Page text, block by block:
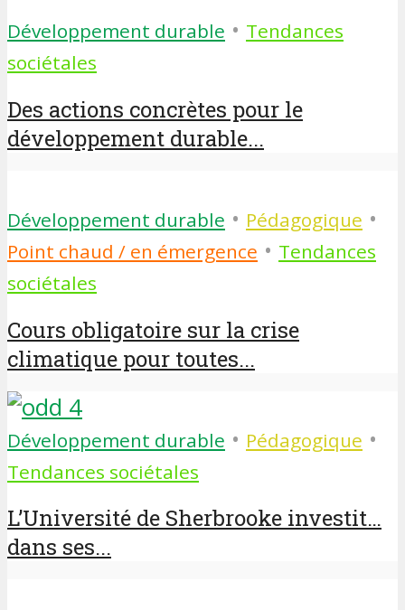
Développement durable • Tendances
sociétales
Des actions concrètes pour le
développement durable...
Développement durable • Pédagogique •
Point chaud / en émergence • Tendances
sociétales
Cours obligatoire sur la crise
climatique pour toutes...
Développement durable • Pédagogique •
Tendances sociétales
L’Université de Sherbrooke investit…
dans ses...